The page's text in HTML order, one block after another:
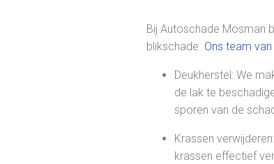
Bij Autoschade Mosman
blikschade. Ons team
Deukherstel: We
de lak te
sporen van de
Krassen
krassen effectief